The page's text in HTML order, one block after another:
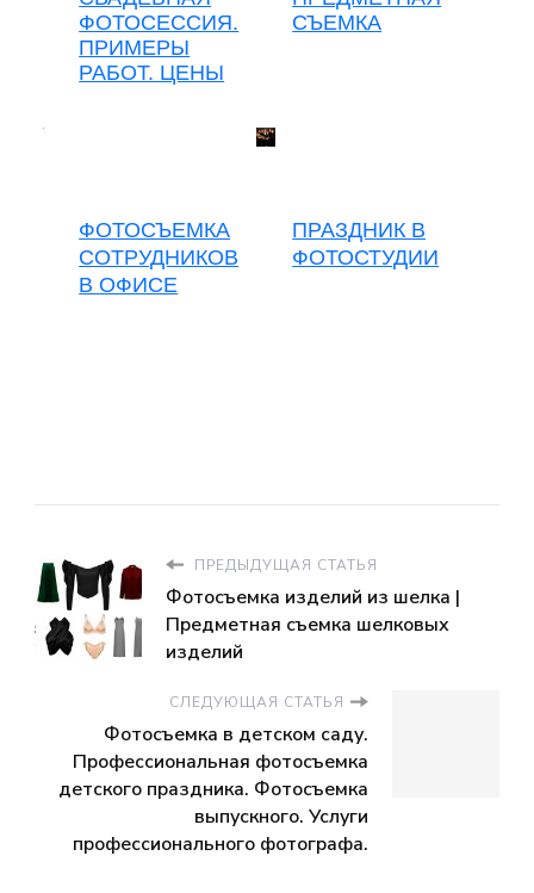
ФОТОСЕССИЯ.
ПРИМЕРЫ
РАБОТ. ЦЕНЫ
СЪЕМКА
ФОТОСЪЕМКА
СОТРУДНИКОВ
В ОФИСЕ
ПРАЗДНИК В
ФОТОСТУДИИ
ПРЕДЫДУЩАЯ СТАТЬЯ
Фотосъемка изделий из шелка |
Предметная съемка шелковых
изделий
СЛЕДУЮЩАЯ СТАТЬЯ
Фотосъемка в детском саду.
Профессиональная фотосъемка
детского праздника. Фотосъемка
выпускного. Услуги
профессионального фотографа.